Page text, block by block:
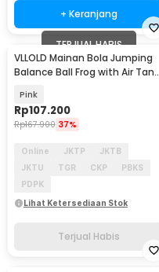
+ Keranjang
TERJUAL HABIS
VLLOLD Mainan Bola Jumping
Balance Ball Frog with Air Tank
Pink
Rp107.200
Rp167.900 37%
Online JKTP
JKTB
JKTU
TGR CKP
PBKS
PDPK
Lihat Ketersediaan Stok
Terjual Habis